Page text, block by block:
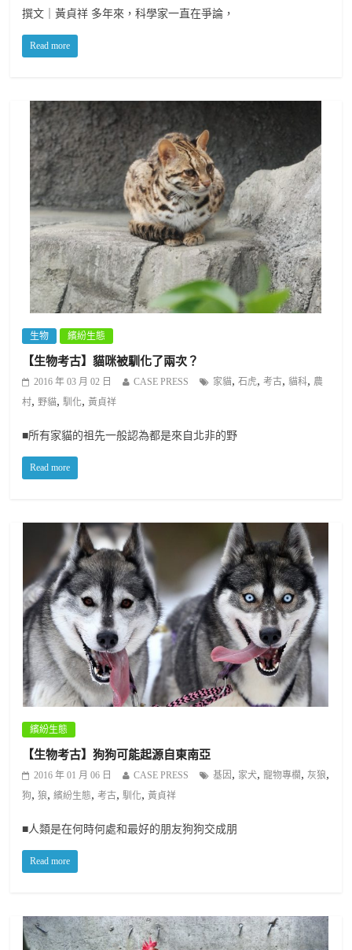
撰文｜黃貞祥 多年來，科學家一直在爭論，
Read more
生物 繽紛生態
【生物考古】貓咪被馴化了兩次？
2016 年 03 月 02 日 CASE PRESS 家貓,石虎,考古, 貓科, 農
村, 野貓,馴化,黃貞祥
■所有家貓的祖先一般認為都是來自北非的野
Read more
繽紛生態
【生物考古】狗狗可能起源自東南亞
2016 年 01 月 06 日 CASE PRESS 基因 , 家犬,寵物專欄 ,灰狼,
狗,狼,繽紛生態,考古,馴化,黃貞祥
■人類是在何時何處和最好的朋友狗狗交成朋
Read more